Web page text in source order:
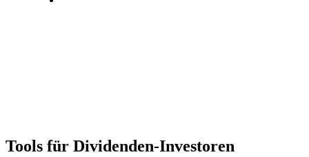
Tools für Dividenden-Investoren